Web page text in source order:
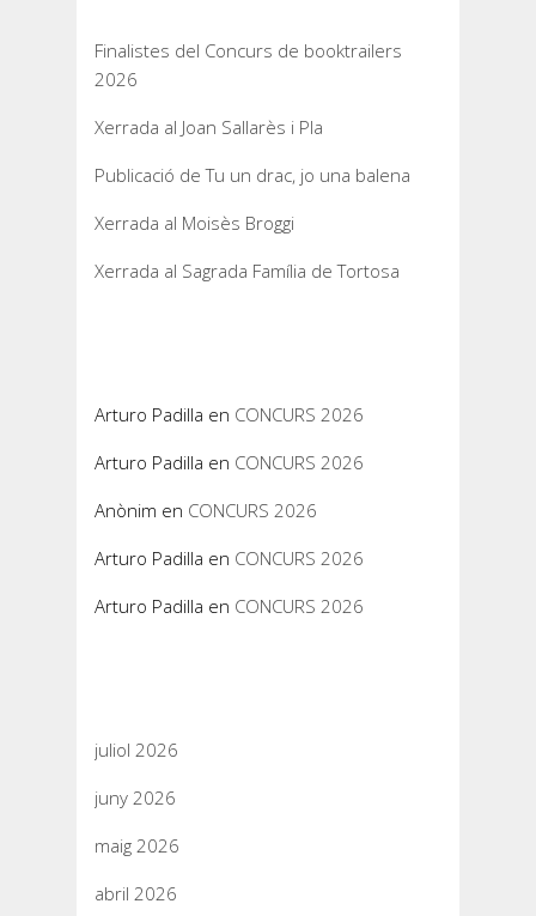
Finalistes del Concurs de booktrailers
2026
Xerrada al Joan Sallarès i Pla
Publicació de Tu un drac, jo una balena
Xerrada al Moisès Broggi
Xerrada al Sagrada Família de Tortosa
Arturo Padilla en CONCURS 2026
Arturo Padilla en CONCURS 2026
Anònim en CONCURS 2026
Arturo Padilla en CONCURS 2026
Arturo Padilla en CONCURS 2026
juliol 2026
juny 2026
maig 2026
abril 2026